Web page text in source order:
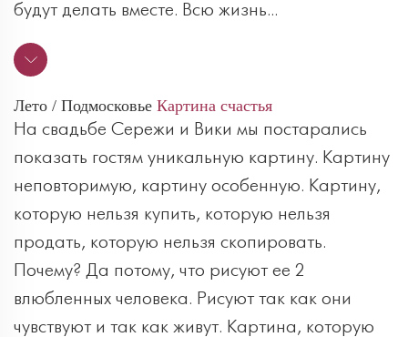
будут делать вместе. Всю жизнь...
Лето / Подмосковье Картина счастья
На свадьбе Сережи и Вики мы постарались
показать гостям уникальную картину. Картину
неповторимую, картину особенную. Картину,
которую нельзя купить, которую нельзя
продать, которую нельзя скопировать.
Почему? Да потому, что рисуют ее 2
влюбленных человека. Рисуют так как они
чувствуют и так как живут. Картина, которую